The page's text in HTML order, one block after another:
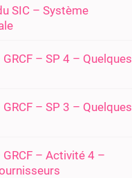
SIC – Système
– SP 4 – Quelques
– SP 3 – Quelques
– Activité 4 –